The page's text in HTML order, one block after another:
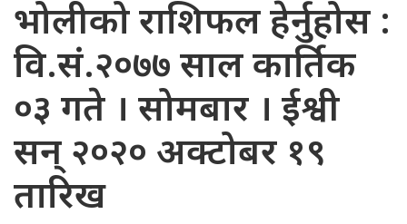
भोलीको राशिफल हेर्नुहोस :
वि.सं.२०७७ साल कार्तिक
०३ गते । सोमबार । ईश्वी
सन् २०२० अक्टोबर १९
तारिख